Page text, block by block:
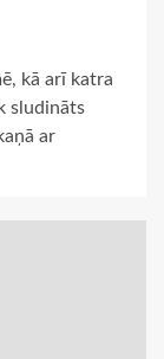
kā arī katra
sludināts
ar